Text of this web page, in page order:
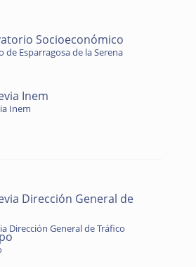
Socioeconómico
de Esparragosa de la Serena
Inem
Inem
Dirección General de
Dirección General de Tráfico